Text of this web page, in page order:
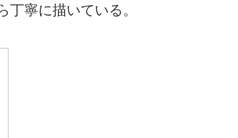
寧に描いている。